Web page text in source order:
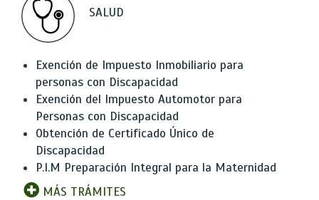
SALUD
Exención de Impuesto Inmobiliario para
personas con Discapacidad
Exención del Impuesto Automotor para
Personas con Discapacidad
Obtención de Certificado Único de
Discapacidad
P.I.M Preparación Integral para la Maternidad
MÁS TRÁMITES